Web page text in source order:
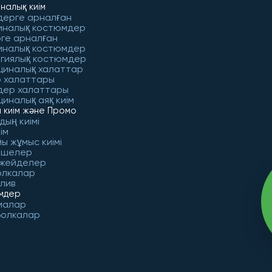
киім
арналған
костюмдер
арналған
костюмдер
костюмдер
халаттар
халаттары
халаттары
аяқ киім
және Промо
киімі
жұмыс киімі